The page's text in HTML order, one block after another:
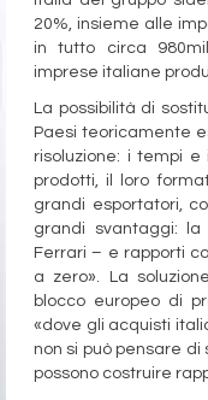
20%, insieme alle
in tutto circa
imprese italiane
La possibilità di
Paesi teoricamente
risoluzione: i tempi
prodotti, il loro
grandi esportatori,
grandi svantaggi:
Ferrari – e rapporti
a zero». La
blocco europeo di
«dove gli acquisti
non si può pensare
possono costruire